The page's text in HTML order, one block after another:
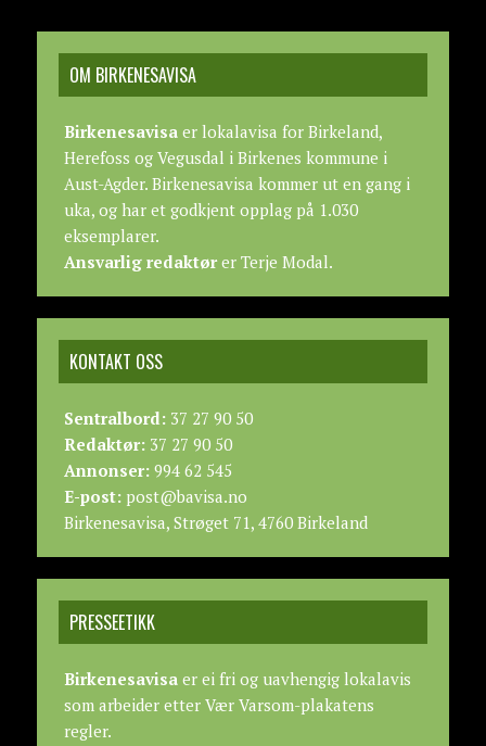
OM BIRKENESAVISA
Birkenesavisaer lokalavisa for Birkeland,
Herefoss og Vegusdal i Birkenes kommune i
Aust-Agder. Birkenesavisa kommer ut en gang i
uka, og har et godkjent opplag på 1.030
eksemplarer.
Ansvarlig redaktører Terje Modal.
KONTAKT OSS
Sentralbord:37 27 90 50
Redaktør:37 27 90 50
Annonser:994 62 545
E-post:post@bavisa.no
Birkenesavisa, Strøget 71, 4760 Birkeland
PRESSEETIKK
Birkenesavisaer ei fri og uavhengig lokalavis
som arbeider etter Vær Varsom-plakatens
regler.